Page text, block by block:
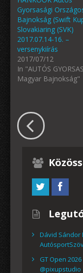
Gyorsasági
Bajnokság (Swift
Slovakiaring (SVK)
2017.07.14-16. –
versenykiírás
2017/07/12
In "AUTÓS
Magyar Bajnokság"
Dávid Sándor
GT Open
@pixupstudio